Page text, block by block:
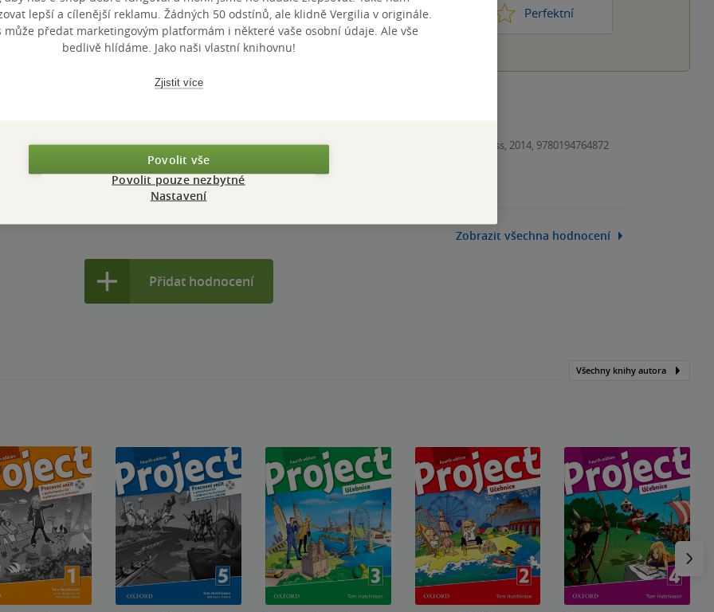
Hodnocení našich knihkupců: 0.0 z 5 Nic moc 1 2 Perfektní
Ano12 Učebnice, Oxford University Press, 2014, 9780194764872
Zobrazit všechna hodnocení
Přidat hodnocení
Všechny knihy autora
lepší a cílenější reklamu. Žádných 50 odstínů, ale klidně Vergilia v originále.
může předat marketingovým platformám i některé vaše osobní údaje. Ale vše
bedlivě hlídáme. Jako naši vlastní knihovnu!
Zjistit více
Povolit vše
Povolit pouze nezbytné
Nastavení